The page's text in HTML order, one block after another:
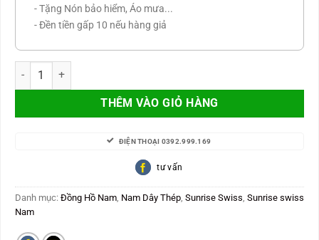
- Tặng Nón bảo hiểm, Áo mưa...
- Đền tiền gấp 10 nếu hàng giả
Margater Japan, kính saphire chống trầy, không gỉ sét MT8186-S-
THÊM VÀO GIỎ HÀNG
ĐIỆN THOẠI 0392.999.169
tư vấn
Danh mục: Đồng Hồ Nam, Nam Dây Thép, Sunrise Swiss, Sunrise swiss
Nam